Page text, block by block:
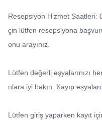
Resepsiyon Hizmet Saatleri:
çin lütfen resepsiyona
onu arayınız.
Lütfen değerli eşyalarınızı
nlara iyi bakın. Kayıp
Lütfen giriş yaparken kayıt